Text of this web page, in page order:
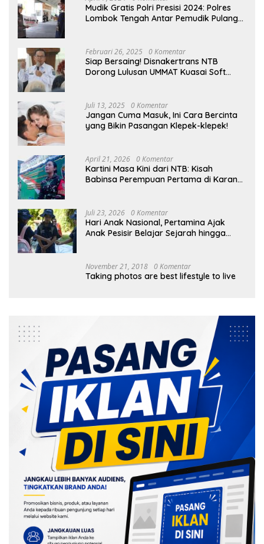
Mudik Gratis Polri Presisi 2024: Polres
Lombok Tengah Antar Pemudik Pulang
Februari 26, 2025 0 Komentar
Siap Bersaing! Disnakertrans NTB
Dorong Lulusan UMMAT Kuasai Soft
Juli 13, 2025 0 Komentar
Jangan Cuma Masuk, Ini Cara Bercinta
yang Bikin Pasangan Klepek-klepek!
April 21, 2026 0 Komentar
Kartini Masa Kini dari NTB: Kisah
Babinsa Perempuan Pertama di Karang
Juli 23, 2026 0 Komentar
Hari Anak Nasional, Pertamina Ajak
Anak Pesisir Belajar Sejarah hingga
November 21, 2018 0 Komentar
Taking photos are best lifestyle to live